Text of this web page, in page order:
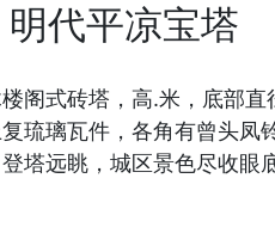
明代平凉宝塔
阁式砖塔，高.米，底部
琉璃瓦件，各角有曾头
塔远眺，城区景色尽收